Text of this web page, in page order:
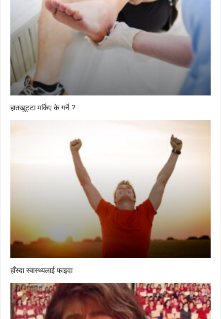
हातखुट्टा मर्किए के गर्ने ?
हाँस्दा स्वास्थ्यलाई फाइदा